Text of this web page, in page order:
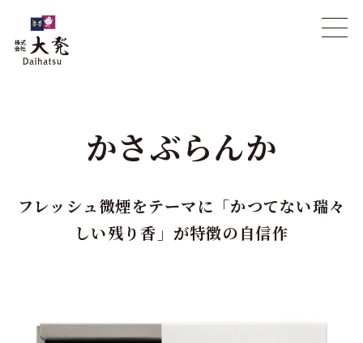
かさぶらんか
フレッシュ微煙をテーマに「かつてない瑞々
しい残り香」が特徴の自信作